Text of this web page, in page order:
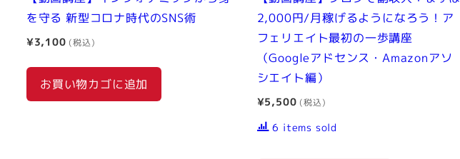
を守る 新型コロナ時代のSNS術
¥3,100
お買い物カゴに追加
2,000円/月稼げるようになろう！ア
フェリエイト最初の一歩講座
（Googleアドセンス・Amazonアソ
シエイト編）
¥5,500
6 items sold